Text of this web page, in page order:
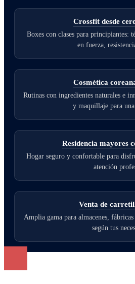
Crossfit desde
Boxes con clases para principiantes:
en fuerza,
Cosmética
Rutinas con ingredientes naturales e
y maquillaje para
Residencia mayores
Hogar seguro y confortable para
atención
Venta de
Amplia gama para almacenes,
según tus